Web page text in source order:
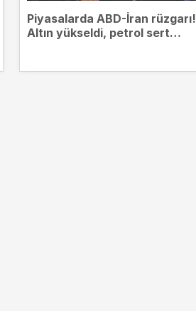
Piyasalarda ABD-İran rüzgarı!
Altın yükseldi, petrol sert